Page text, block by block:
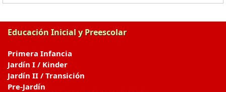
Educación Inicial y Preescolar
Primera Infancia
Jardín I / Kinder
Jardín II / Transición
Pre-Jardín